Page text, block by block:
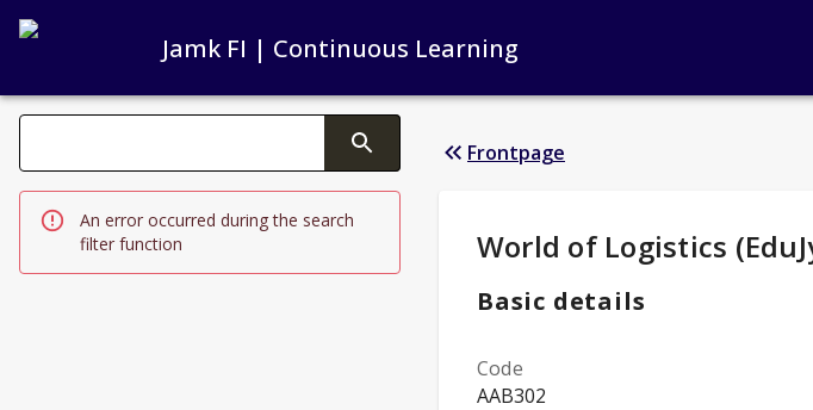
Jamk FI | Continuous Learning
Search filters
Changing the text triggers search
An error occurred during the search
filter function
Frontpage
Study Details:
World of Logistics
Basic details
Code
AAB302